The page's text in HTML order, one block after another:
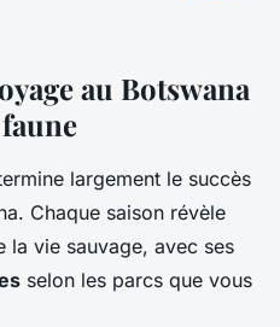
au Botswana
largement le succès
Chaque saison révèle
la vie sauvage, avec ses
selon les parcs que vous